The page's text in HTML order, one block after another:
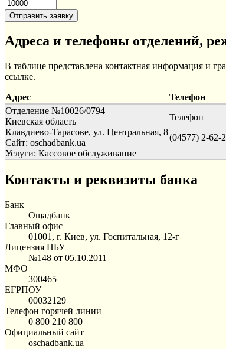
Адреса и телефоны отделений,
В таблице представлена контактная информация и
ссылке.
Адрес Телефон
Отделение №10026/0794
Киевская область
Клавдиево-Тарасове, ул. Центральная, 8
Сайт: oschadbank.ua
Услуги: Кассовое обслуживание
Телефон
(04577) 2-62-
Контакты и реквизиты банка
Банк
Ощадбанк
Главный офис
01001, г. Киев, ул. Госпитальная, 12-г
Лицензия НБУ
№148 от 05.10.2011
МФО
300465
ЕГРПОУ
00032129
Телефон горячей линии
0 800 210 800
Официальный сайт
oschadbank.ua